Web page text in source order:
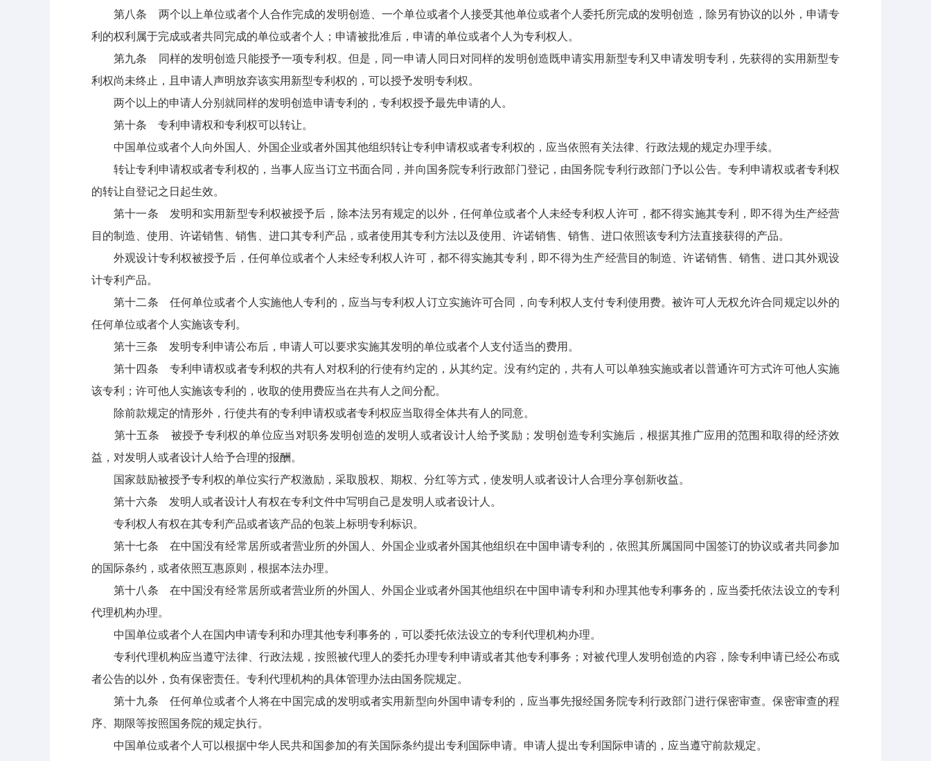
第八条 两个以上单位或者个人合作完成的发明创造、一个单位或者个人接受其他单位或者个人委托所完成的发明创造，除另有协议的以外，申请专
利的权利属于完成或者共同完成的单位或者个人；申请被批准后，申请的单位或者个人为专利权人。
第九条 同样的发明创造只能授予一项专利权。但是，同一申请人同日对同样的发明创造既申请实用新型专利又申请发明专利，先获得的实用新型专
利权尚未终止，且申请人声明放弃该实用新型专利权的，可以授予发明专利权。
两个以上的申请人分别就同样的发明创造申请专利的，专利权授予最先申请的人。
第十条 专利申请权和专利权可以转让。
中国单位或者个人向外国人、外国企业或者外国其他组织转让专利申请权或者专利权的，应当依照有关法律、行政法规的规定办理手续。
转让专利申请权或者专利权的，当事人应当订立书面合同，并向国务院专利行政部门登记，由国务院专利行政部门予以公告。专利申请权或者专利权
的转让自登记之日起生效。
第十一条 发明和实用新型专利权被授予后，除本法另有规定的以外，任何单位或者个人未经专利权人许可，都不得实施其专利，即不得为生产经营
目的制造、使用、许诺销售、销售、进口其专利产品，或者使用其专利方法以及使用、许诺销售、销售、进口依照该专利方法直接获得的产品。
外观设计专利权被授予后，任何单位或者个人未经专利权人许可，都不得实施其专利，即不得为生产经营目的制造、许诺销售、销售、进口其外观设
计专利产品。
第十二条 任何单位或者个人实施他人专利的，应当与专利权人订立实施许可合同，向专利权人支付专利使用费。被许可人无权允许合同规定以外的
任何单位或者个人实施该专利。
第十三条 发明专利申请公布后，申请人可以要求实施其发明的单位或者个人支付适当的费用。
第十四条 专利申请权或者专利权的共有人对权利的行使有约定的，从其约定。没有约定的，共有人可以单独实施或者以普通许可方式许可他人实施
该专利；许可他人实施该专利的，收取的使用费应当在共有人之间分配。
除前款规定的情形外，行使共有的专利申请权或者专利权应当取得全体共有人的同意。
第十五条 被授予专利权的单位应当对职务发明创造的发明人或者设计人给予奖励；发明创造专利实施后，根据其推广应用的范围和取得的经济效
益，对发明人或者设计人给予合理的报酬。
国家鼓励被授予专利权的单位实行产权激励，采取股权、期权、分红等方式，使发明人或者设计人合理分享创新收益。
第十六条 发明人或者设计人有权在专利文件中写明自己是发明人或者设计人。
专利权人有权在其专利产品或者该产品的包装上标明专利标识。
第十七条 在中国没有经常居所或者营业所的外国人、外国企业或者外国其他组织在中国申请专利的，依照其所属国同中国签订的协议或者共同参加
的国际条约，或者依照互惠原则，根据本法办理。
第十八条 在中国没有经常居所或者营业所的外国人、外国企业或者外国其他组织在中国申请专利和办理其他专利事务的，应当委托依法设立的专利
代理机构办理。
中国单位或者个人在国内申请专利和办理其他专利事务的，可以委托依法设立的专利代理机构办理。
专利代理机构应当遵守法律、行政法规，按照被代理人的委托办理专利申请或者其他专利事务；对被代理人发明创造的内容，除专利申请已经公布或
者公告的以外，负有保密责任。专利代理机构的具体管理办法由国务院规定。
第十九条 任何单位或者个人将在中国完成的发明或者实用新型向外国申请专利的，应当事先报经国务院专利行政部门进行保密审查。保密审查的程
序、期限等按照国务院的规定执行。
中国单位或者个人可以根据中华人民共和国参加的有关国际条约提出专利国际申请。申请人提出专利国际申请的，应当遵守前款规定。